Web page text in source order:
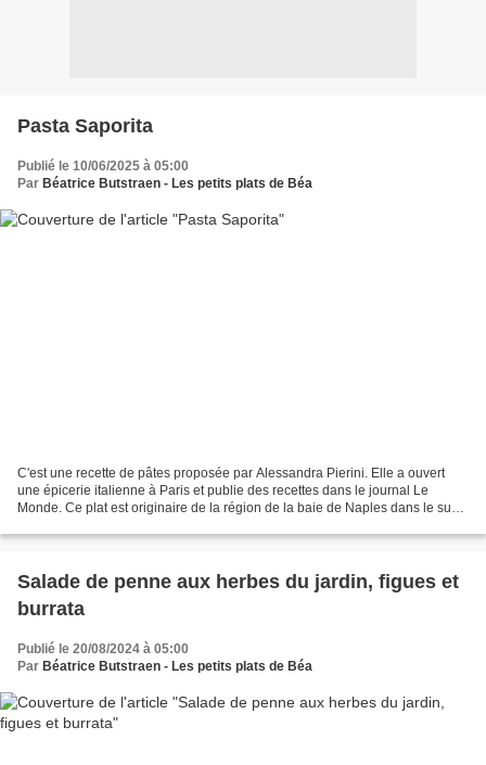
Pasta Saporita
Publié le 10/06/2025 à 05:00
Par Béatrice Butstraen - Les petits plats de Béa
C'est une recette de pâtes proposée par Alessandra Pierini. Elle a ouvert
une épicerie italienne à Paris et publie des recettes dans le journal Le
Monde. Ce plat est originaire de la région de la baie de Naples dans le sud
Salade de penne aux herbes du jardin, figues et
burrata
Publié le 20/08/2024 à 05:00
Par Béatrice Butstraen - Les petits plats de Béa